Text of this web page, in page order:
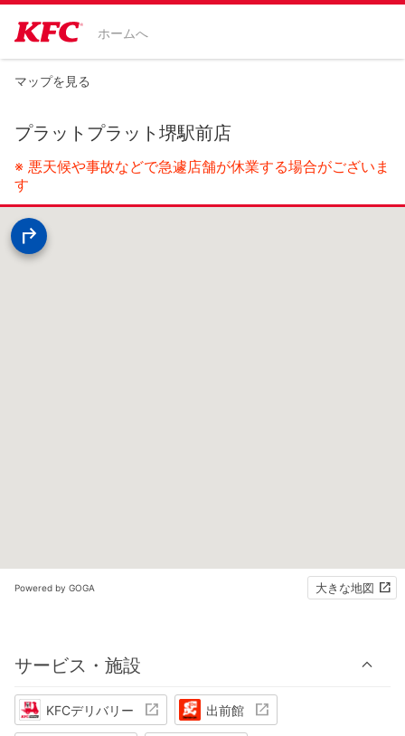
ホームへ
マップを見る
プラットプラット堺駅前店
※ 悪天候や事故などで急遽店舗が休業する場合がございま
す
Powered by GOGA 大きな地図
サービス・施設
KFCデリバリー 出前館